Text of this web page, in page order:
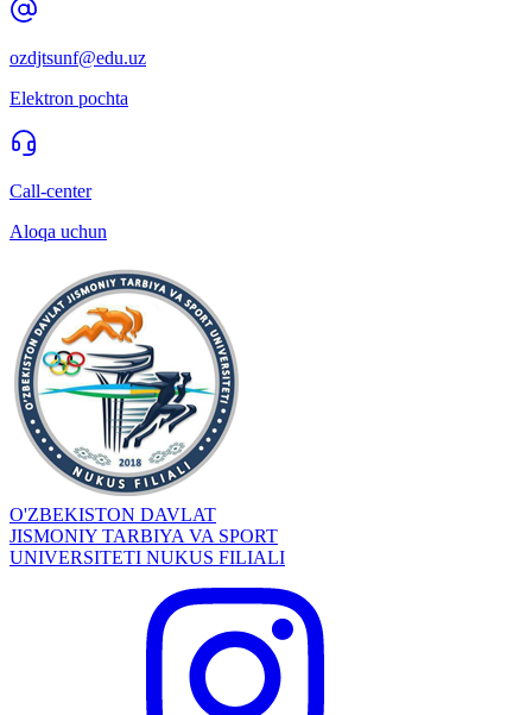
ozdjtsunf@edu.uz
Elektron pochta
Call-center
Aloqa uchun
O'ZBEKISTON DAVLAT
JISMONIY TARBIYA VA SPORT
UNIVERSITETI NUKUS FILIALI